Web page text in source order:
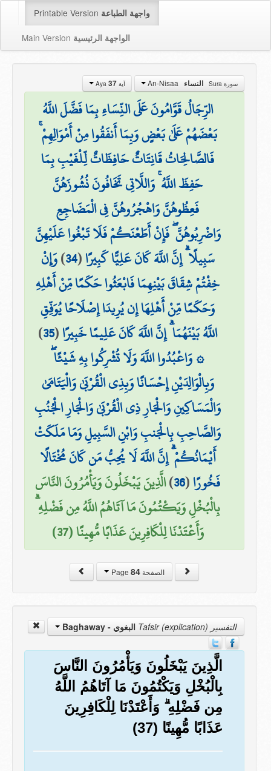
Printable Version واجهة الطباعة
Main Version الواجهة الرئيسية
سورة Sura النساء آية Aya37
الرِّجَالُ قَوَّامُونَ عَلَى النِّسَاءِ بِمَا فَضَّلَ اللَّهُ
بَعْضَهُمْ عَلَىٰ بَعْضٍ وَبِمَا أَنفَقُوا مِنْ أَمْوَالِهِمْ ۚ
فَالصَّالِحَاتُ قَانِتَاتٌ حَافِظَاتٌ لِّلْغَيْبِ بِمَا
حَفِظَ اللَّهُ ۚ وَاللَّاتِي تَخَافُونَ نُشُوزَهُنَّ
فَعِظُوهُنَّ وَاهْجُرُوهُنَّ فِي الْمَضَاجِعِ
وَاضْرِبُوهُنَّ ۖ فَإِنْ أَطَعْنَكُمْ فَلَا تَبْغُوا عَلَيْهِنَّ
سَبِيلًا ۗ إِنَّ اللَّهَ كَانَ عَلِيًّا كَبِيرًا(
34
)وَإِنْ
خِفْتُمْ شِقَاقَ بَيْنِهِمَا فَابْعَثُوا حَكَمًا مِّنْ أَهْلِهِ
وَحَكَمًا مِّنْ أَهْلِهَا إِن يُرِيدَا إِصْلَاحًا يُوَفِّقِ
اللَّهُ بَيْنَهُمَا ۗ إِنَّ اللَّهَ كَانَ عَلِيمًا خَبِيرًا(
35
)
۞ وَاعْبُدُوا اللَّهَ وَلَا تُشْرِكُوا بِهِ شَيْئًا ۖ
وَبِالْوَالِدَيْنِ إِحْسَانًا وَبِذِي الْقُرْبَىٰ وَالْيَتَامَىٰ
وَالْمَسَاكِينِ وَالْجَارِ ذِي الْقُرْبَىٰ وَالْجَارِ الْجُنُبِ
وَالصَّاحِبِ بِالْجَنبِ وَابْنِ السَّبِيلِ وَمَا مَلَكَتْ
أَيْمَانُكُمْ ۗ إِنَّ اللَّهَ لَا يُحِبُّ مَن كَانَ مُخْتَالًا
فَخُورًا(
36
)الَّذِينَ يَبْخَلُونَ وَيَأْمُرُونَ النَّاسَ
بِالْبُخْلِ وَيَكْتُمُونَ مَا آتَاهُمُ اللَّهُ مِن فَضْلِهِ ۗ
وَأَعْتَدْنَا لِلْكَافِرِينَ عَذَابًا مُّهِينًا (37)
الصفحة Page84
التفسير Tafsir (explication) البغوي - Baghaway
الَّذِينَ يَبْخَلُونَ وَيَأْمُرُونَ النَّاسَ
بِالْبُخْلِ وَيَكْتُمُونَ مَا آتَاهُمُ اللَّهُ
مِن فَضْلِهِ ۗ وَأَعْتَدْنَا لِلْكَافِرِينَ
عَذَابًا مُّهِينًا (37)